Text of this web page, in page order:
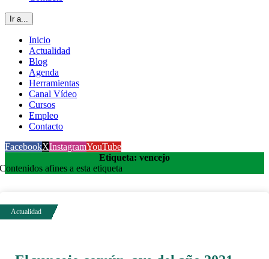
Ir a...
Inicio
Actualidad
Blog
Agenda
Herramientas
Canal Vídeo
Cursos
Empleo
Contacto
FacebookXInstagramYouTube
Etiqueta: vencejo
Contenidos afines a esta etiqueta